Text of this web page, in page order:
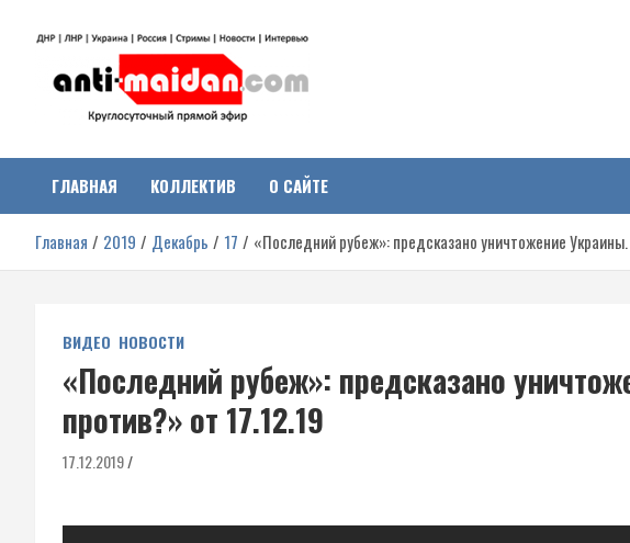
Антимайдан:
Гражданская война на
Украине
о гражданской войне на Украине, включая события в Новороссии,
ДНР, ЛНР и других регионах.
ГЛАВНАЯ КОЛЛЕКТИВ О САЙТЕ
Главная 2019 Декабрь 17 «Последний рубеж»: предсказано уничтожение
ВИДЕО НОВОСТИ
«Последний рубеж»: предсказано
против?» от 17.12.19
17.12.2019